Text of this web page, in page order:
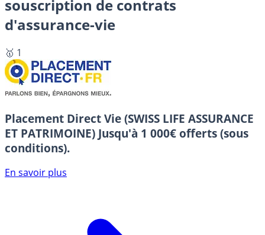
souscription de contrats
d'assurance-vie
🥇 1
Placement Direct Vie (SWISS LIFE ASSURANCE
ET PATRIMOINE) Jusqu'à 1 000€ offerts (sous
conditions).
En savoir plus